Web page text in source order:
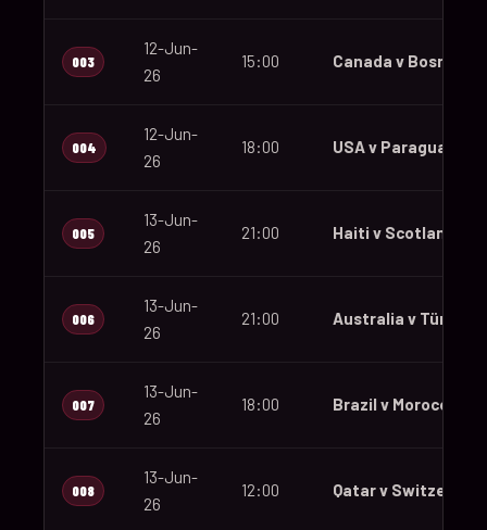
003
12-Jun-
26
15:00 Canada v Bosnia
004
12-Jun-
26
18:00 USA v Paraguay
005
13-Jun-
26
21:00 Haiti v Scotland
006
13-Jun-
26
21:00 Australia v Türkiye
007
13-Jun-
26
18:00 Brazil v Morocco
008
13-Jun-
26
12:00 Qatar v Switzerland